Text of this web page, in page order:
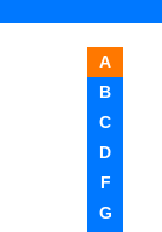
A
B
C
D
F
G